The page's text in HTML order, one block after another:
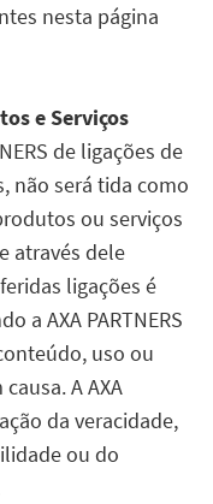
nesta página
e Serviços
de ligações de
não será tida como
ou serviços
através dele
ligações é
a AXA PARTNERS
uso ou
A AXA
da veracidade,
ou do